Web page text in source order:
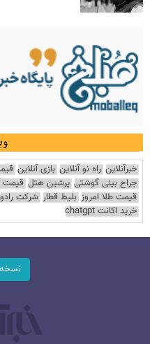
خبرآنلاین راه نو آنلاین بازی آنلاین
جراح بینی گوشتی پرشین هتل قیمت
قیمت طلا امروز بلیط قطار شرکت
خرید اکانت chatgpt